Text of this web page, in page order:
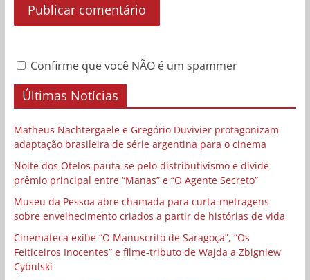
Confirme que você NÃO é um spammer
Últimas Notícias
Matheus Nachtergaele e Gregório Duvivier protagonizam
adaptação brasileira de série argentina para o cinema
Noite dos Otelos pauta-se pelo distributivismo e divide
prêmio principal entre “Manas” e “O Agente Secreto”
Museu da Pessoa abre chamada para curta-metragens
sobre envelhecimento criados a partir de histórias de vida
Cinemateca exibe “O Manuscrito de Saragoça”, “Os
Feiticeiros Inocentes” e filme-tributo de Wajda a Zbigniew
Cybulski